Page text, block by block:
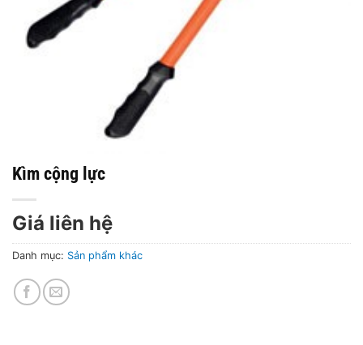
Kìm cộng lực
Giá liên hệ
Danh mục: Sản phẩm khác